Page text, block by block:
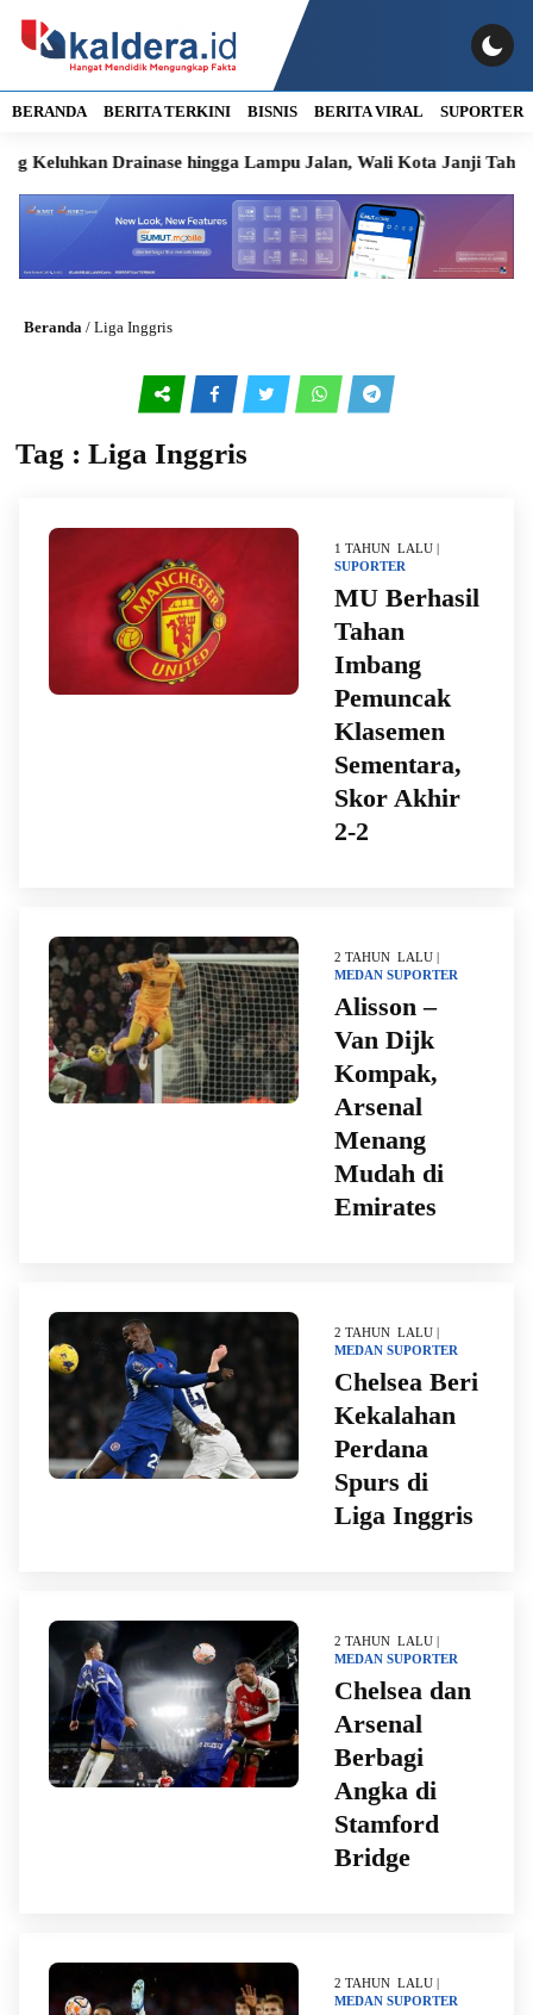
BERANDA BERITA TERKINI BISNIS BERITA VIRAL SUPORTER
Drainase hingga Lampu Jalan, Wali Kota Janji Tahun Ini
Beranda / Liga Inggris
Tag : Liga Inggris
1 TAHUN LALU |
SUPORTER
MU Berhasil
Tahan
Imbang
Pemuncak
Klasemen
Sementara,
Skor Akhir
2-2
2 TAHUN LALU |
MEDAN SUPORTER
Alisson –
Van Dijk
Kompak,
Arsenal
Menang
Mudah di
Emirates
2 TAHUN LALU |
MEDAN SUPORTER
Chelsea Beri
Kekalahan
Perdana
Spurs di
Liga Inggris
2 TAHUN LALU |
MEDAN SUPORTER
Chelsea dan
Arsenal
Berbagi
Angka di
Stamford
Bridge
2 TAHUN LALU |
MEDAN SUPORTER